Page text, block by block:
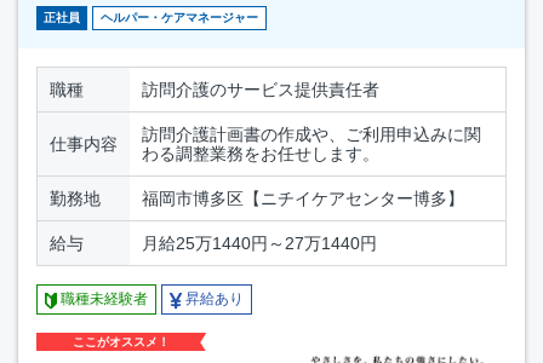
正社員 ヘルパー・ケアマネージャー
職種 訪問介護のサービス提供責任者
仕事内容
訪問介護計画書の作成や、ご利用申込みに関
わる調整業務をお任せします。
勤務地 福岡市博多区【ニチイケアセンター博多】
給与 月給25万1440円～27万1440円
職種未経験者 昇給あり
ここがオススメ！